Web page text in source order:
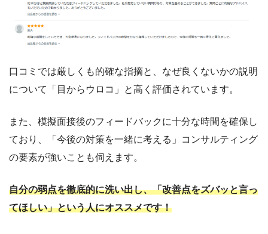
口コミでは厳しくも的確な指摘と、なぜ良くないかの説明
について「目からウロコ」と高く評価されています。
また、模擬面接後のフィードバックに十分な時間を確保し
ており、「今後の対策を一緒に考える」コンサルティング
の要素が強いことも伺えます。
自分の弱点を徹底的に洗い出し、「改善点をズバッと言っ
てほしい」という人にオススメです！